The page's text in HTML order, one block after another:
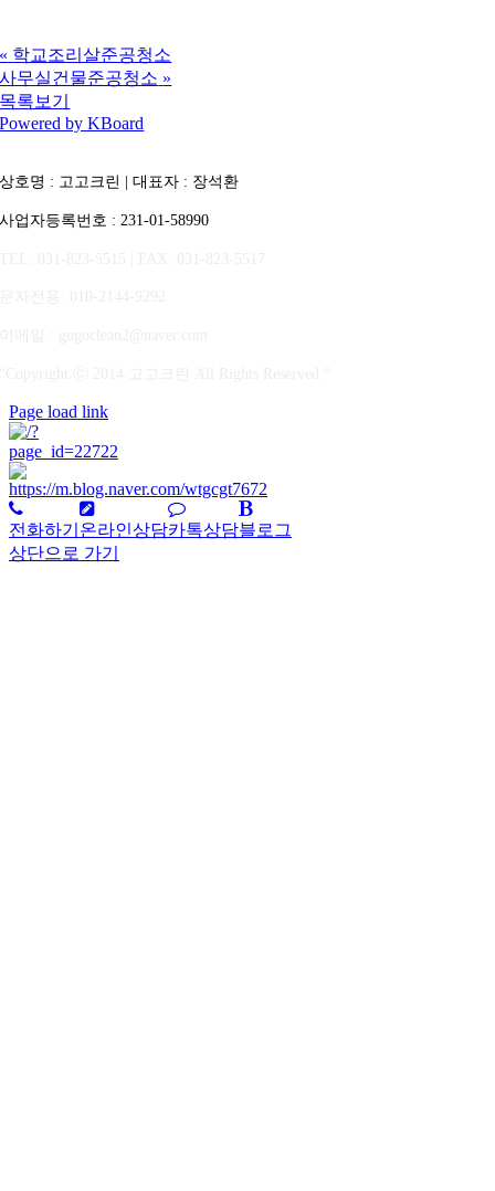
« 학교조리살준공청소
사무실건물준공청소 »
목록보기
Powered by KBoard
상호명 : 고고크린 | 대표자 : 장석환
사업자등록번호 : 231-01-58990
Page load link
전화하기 온라인상담카톡상담블로그
상단으로 가기